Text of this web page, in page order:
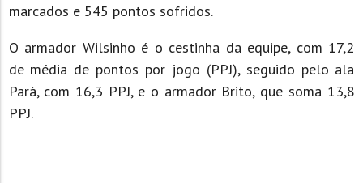
marcados e 545 pontos sofridos.
O armador Wilsinho é o cestinha da equipe, com 17,2
de média de pontos por jogo (PPJ), seguido pelo ala
Pará, com 16,3 PPJ, e o armador Brito, que soma 13,8
PPJ.